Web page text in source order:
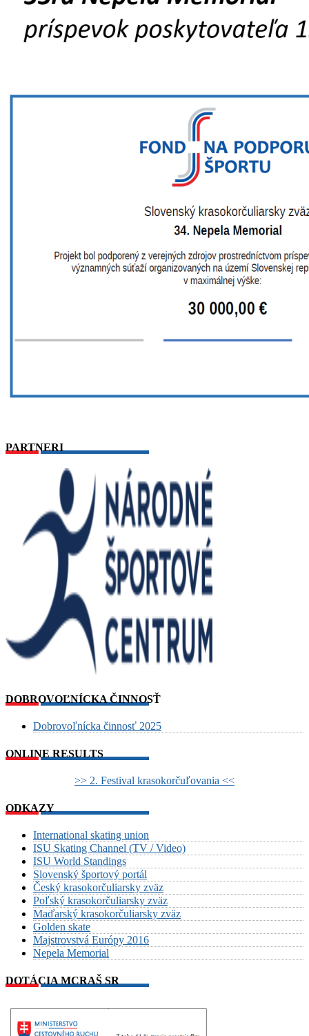
PARTNERI
DOBROVOĽNÍCKA ČINNOSŤ
Dobrovoľnícka činnosť 2025
ONLINE RESULTS
>> 2. Festival krasokorčuľovania <<
ODKAZY
International skating union
ISU Skating Channel (TV / Video)
ISU World Standings
Slovenský športový portál
Český krasokorčuliarsky zväz
Poľský krasokorčuliarsky zväz
Maďarský krasokorčuliarsky zväz
Golden skate
Majstrovstvá Európy 2016
Nepela Memorial
DOTÁCIA MCRAŠ SR